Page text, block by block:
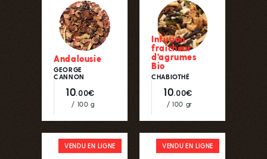
Andalousie
GEORGE
CANNON
10.00€
/ 100 g
Infusion
fraîcheur
d'agrumes
Bio
CHABIOTHÉ
10.00€
/ 100 gr
VENDU EN LIGNE VENDU EN LIGNE